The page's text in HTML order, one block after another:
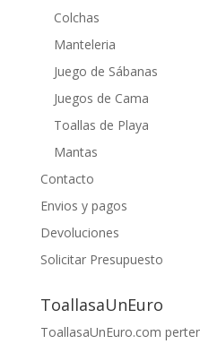
Colchas
Manteleria
Juego de Sábanas
Juegos de Cama
Toallas de Playa
Mantas
Contacto
Envios y pagos
Devoluciones
Solicitar Presupuesto
ToallasaUnEuro
ToallasaUnEuro.com